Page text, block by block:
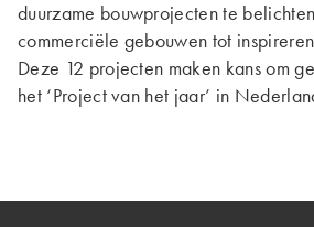
duurzame bouwprojecten te
commerciële gebouwen tot
Deze 12 projecten maken kans om
het ‘Project van het jaar’ in